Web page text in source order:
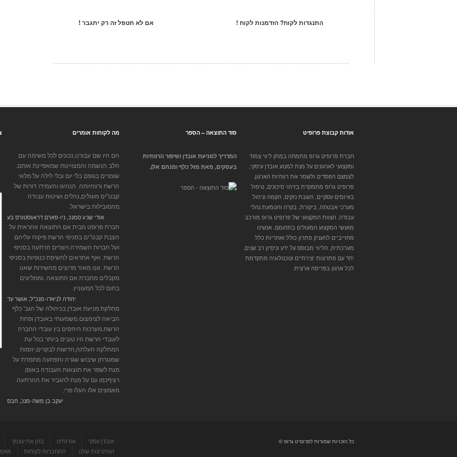
אם לא תטפל זה רק יתגבר ! התנגדות לקוח? הזדמנות לקוח !
אודות קבוצת פרופיט
חברת פרופיט גרופ מתמחה במתן ליווי צמוד
ומקצועי לארגונים על מנת למנוע אובדן עיסקי,
לצמצם הפסדים ולשמר את רווחיות הארגון.
פרופיט גרופ מתמקדת בזיהוי סיכונים, טיפול
באיומים עסקיים, השבת נזקים, הקמה וניהול
מערכי אבטחה, ביקורת, בקרה והטמעת נהלי
עבודה. הצוות המקצועי של פרופיט גרופ מורכב
מאנשי המקצוע המעולים בתחומם. אנשינו
מחוייביים להעניק פתרון כולל ואחריות כלל
מערכתית, הליווי מבוסס על ידע וניסיון רב שנים,
יחד עם פתרונות יצירתיים וטכנולוגיה מתקדמת
לכל ארגון בפריסה ארצית.
סוד התוצאה – הספר
המדריך למניעת אובדן ושיפור הרווחיות
בעסקים, מאת מזל כלף ומנחם אלן.
מה לקוחות אומרים
הם היו שם עבורנו,נכונים לכל משימה עם
הלב הנשמה והמצויינות שמאפיינת אותם.
שומרים בגופם בלי יום ובלי לילה על מלאי
הרשת ורווחיותה. הנהיגו והעמידו דורות של
קבט"ים מעולים,נהלים ושיטות עבודה
מהמובילות בישראל.
אודי שניג סמנכ, ניו-פארם דראגסטורס בע
חברת פרופט מבית אם התוצאה אחראית על
הצבת קבט"ים בסניפי הרשת פיקוח עליהם
ועל חברות השמירה.ויוצרים הרתעה בסניפי
הרשת. ואף אחראים לחשיפת כנופיות בסניפי
הרשת. אנו מאוד מרוצים מהשירות שאנו
מקבלים מחברת אם התוצאה .וממליצים
בחום לכל המעוניין
יהודה לניאדו-מנכ"ל, אושר עד
מחלקת מניעת אובדן בניהולה של הגב' כלף
הביאה לצימצום משמעותי באובדן ופחת
הרשת.מערכות היחסים בין עובדי החברה
לעובדי הרשת היו טובים ביותר בכל עת.
המחלקה העלתה,חדשות לבקרים,יוזמות
שמטרתן שיבוש שגרה והפתעה מתמדת על
מנת לשפר את תוצאות העבודה באופן
רציףכמו גם על מנת להגביר את ההרתעה.
מאמצים אלו העלו פרי.
יעקב בן משה-מנכ, חבס
כל הזכויות שמורות לפרופיט גרופ © אובדן עסקי אודותינו בחן את עצמך
הפתרונות שלנו
התחברות לקוחות